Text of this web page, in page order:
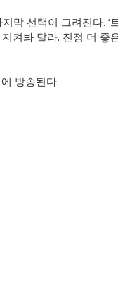
선택이 그려진다. ‘
켜봐 달라. 진정 더 좋
방송된다.